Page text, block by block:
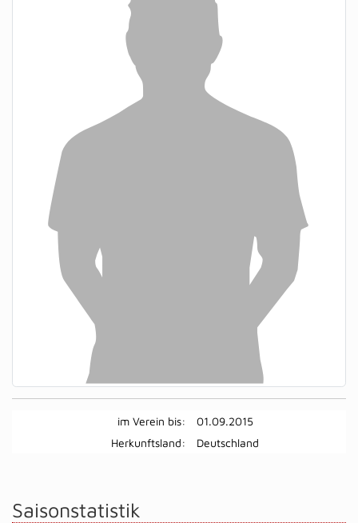
im Verein bis:
01.09.2015
Herkunftsland:
Deutschland
Saisonstatistik